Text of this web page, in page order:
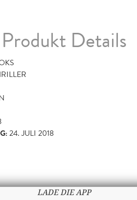
Produkt Details
24. JULI 2018
LADE DIE APP